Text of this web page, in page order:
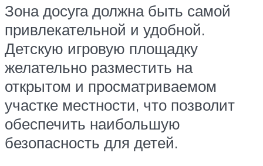
Зона досуга должна быть самой
привлекательной и удобной.
Детскую игровую площадку
желательно разместить на
открытом и просматриваемом
участке местности, что позволит
обеспечить наибольшую
безопасность для детей.